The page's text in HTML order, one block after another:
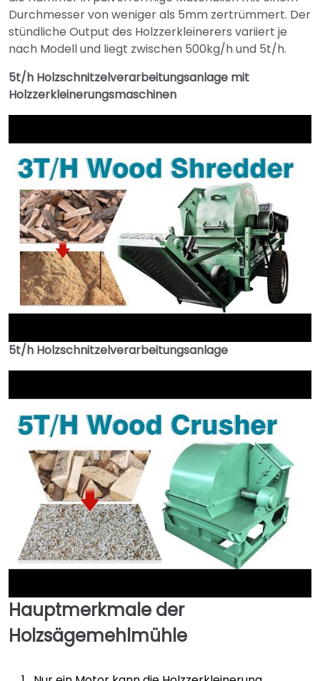
Durchmesser von weniger als 5mm zertrümmert. Der
stündliche Output des Holzzerkleinerers variiert je
nach Modell und liegt zwischen 500kg/h und 5t/h.
5t/h Holzschnitzelverarbeitungsanlage mit
Holzzerkleinerungsmaschinen
►
5t/h Holzschnitzelverarbeitungsanlage
►
Hauptmerkmale der
Holzsägemehlmühle